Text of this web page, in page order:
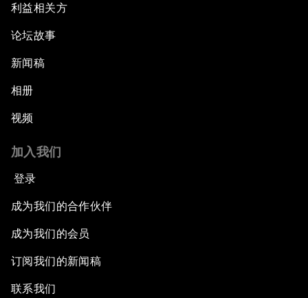
利益相关方
论坛故事
新闻稿
相册
视频
加入我们
登录
成为我们的合作伙伴
成为我们的会员
订阅我们的新闻稿
联系我们